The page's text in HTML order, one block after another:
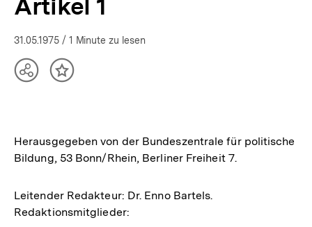
Artikel 1
31.05.1975 / 1 Minute zu lesen
TeilenInhalt
Herausgegeben von der Bundeszentrale für politische
Bildung, 53 Bonn/Rhein, Berliner Freiheit 7.
Leitender Redakteur: Dr. Enno Bartels.
Redaktionsmitglieder: